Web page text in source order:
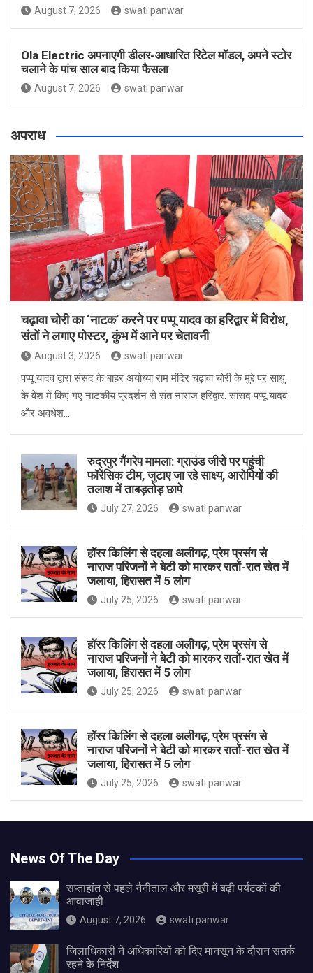
August 7, 2026 swati panwar
Ola Electric अपनाएगी डीलर-आधारित रिटेल मॉडल, अपने स्टोर
चलाने के पांच साल बाद किया फैसला
August 7, 2026 swati panwar
अपराध
चढ़ावा चोरी का ‘नाटक’ करने पर पप्पू यादव का हरिद्वार में विरोध,
संतों ने लगाए पोस्टर, कुंभ में आने पर चेतावनी
August 3, 2026 swati panwar
पप्पू यादव द्वारा संसद के बाहर अयोध्या राम मंदिर चढ़ावा चोरी के मुद्दे पर साधु
के वेश में किए गए नाटकीय प्रदर्शन से संत नाराज हरिद्वार: सांसद पप्पू यादव
और अवधेश…
रुद्रपुर गैंगरेप मामला: ग्राउंड जीरो पर पहुंची
फॉरेंसिक टीम, जुटाए जा रहे साक्ष्य, आरोपियों की
तलाश में ताबड़तोड़ छापे
July 27, 2026 swati panwar
हॉरर किलिंग से दहला अलीगढ़, प्रेम प्रसंग से
नाराज परिजनों ने बेटी को मारकर रातों-रात खेत में
जलाया, हिरासत में 5 लोग
July 25, 2026 swati panwar
हॉरर किलिंग से दहला अलीगढ़, प्रेम प्रसंग से
नाराज परिजनों ने बेटी को मारकर रातों-रात खेत में
जलाया, हिरासत में 5 लोग
July 25, 2026 swati panwar
हॉरर किलिंग से दहला अलीगढ़, प्रेम प्रसंग से
नाराज परिजनों ने बेटी को मारकर रातों-रात खेत में
जलाया, हिरासत में 5 लोग
July 25, 2026 swati panwar
News Of The Day
सप्ताहांत से पहले नैनीताल और मसूरी में बढ़ी पर्यटकों की
आवाजाही
August 7, 2026 swati panwar
जिलाधिकारी ने अधिकारियों को दिए मानसून के दौरान सतर्क
रहने के निर्देश